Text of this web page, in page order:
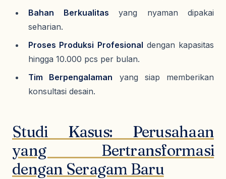
Bahan Berkualitas yang nyaman dipakai
seharian.
Proses Produksi Profesional dengan kapasitas
hingga 10.000 pcs per bulan.
Tim Berpengalaman yang siap memberikan
konsultasi desain.
Studi Kasus: Perusahaan
yang Bertransformasi
dengan Seragam Baru